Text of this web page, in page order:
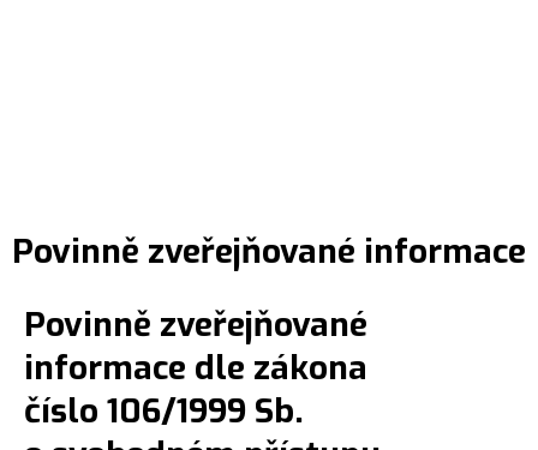
Povinně zveřejňované informace
Povinně zveřejňované
informace dle zákona
číslo 106/1999 Sb.